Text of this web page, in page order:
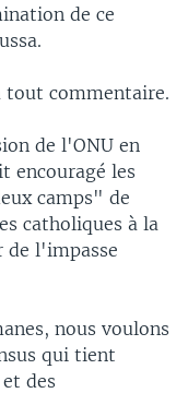
de ce
tout commentaire.
de l'ONU en
encouragé les
camps" de
catholiques à la
de l'impasse
nous voulons
qui tient
des